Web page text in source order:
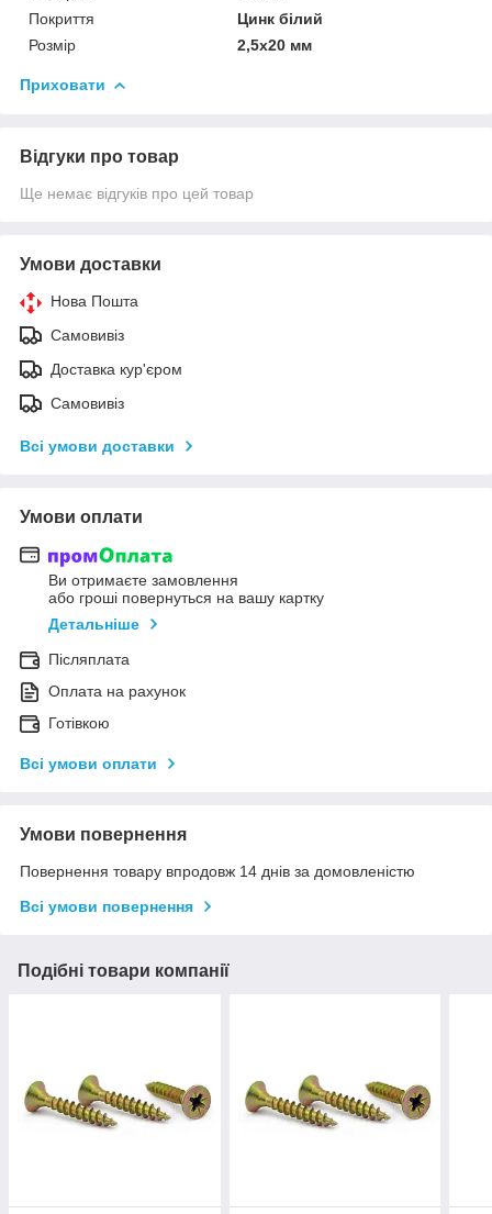
Покриття
Цинк білий
Розмір
2,5х20 мм
Приховати
Відгуки про товар
Ще немає відгуків про цей товар
Умови доставки
Нова Пошта
Самовивіз
Доставка кур'єром
Самовивіз
Всі умови доставки
Умови оплати
Ви отримаєте замовлення
або гроші повернуться на вашу картку
Детальніше
Післяплата
Оплата на рахунок
Готівкою
Всі умови оплати
Умови повернення
Повернення товару впродовж 14 днів за домовленістю
Всі умови повернення
Подібні товари компанії